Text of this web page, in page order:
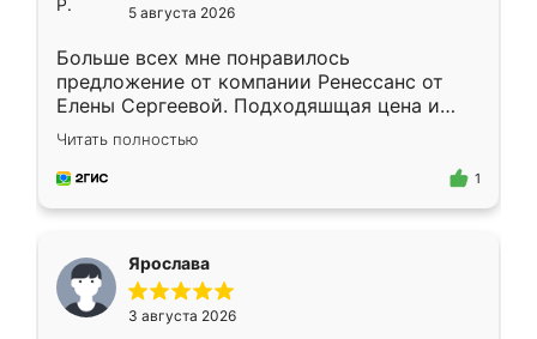
5 августа 2026
Больше всех мне понравилось
предложение от компании Ренессанс от
Елены Сергеевой. Подходяшщая цена и
короткие сроки изготовления. Приехавший
для замера сотрудник Владислав
предложил по моему эскизу самый
Читать полностью
1
Ярослава
3 августа 2026